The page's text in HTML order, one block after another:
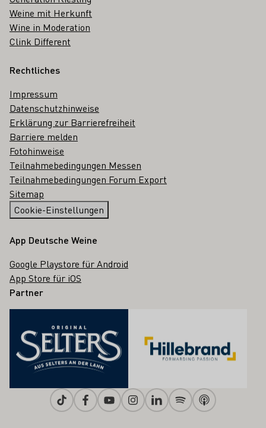
Weine mit Herkunft
Wine in Moderation
Clink Different
Rechtliches
Impressum
Datenschutzhinweise
Erklärung zur Barrierefreiheit
Barriere melden
Fotohinweise
Teilnahmebedingungen Messen
Teilnahmebedingungen Forum Export
Sitemap
Cookie-Einstellungen
App Deutsche Weine
Google Playstore für Android
App Store für iOS
Partner
TiktokFacebookYoutubeInstagramLinkedinSpotifyApple